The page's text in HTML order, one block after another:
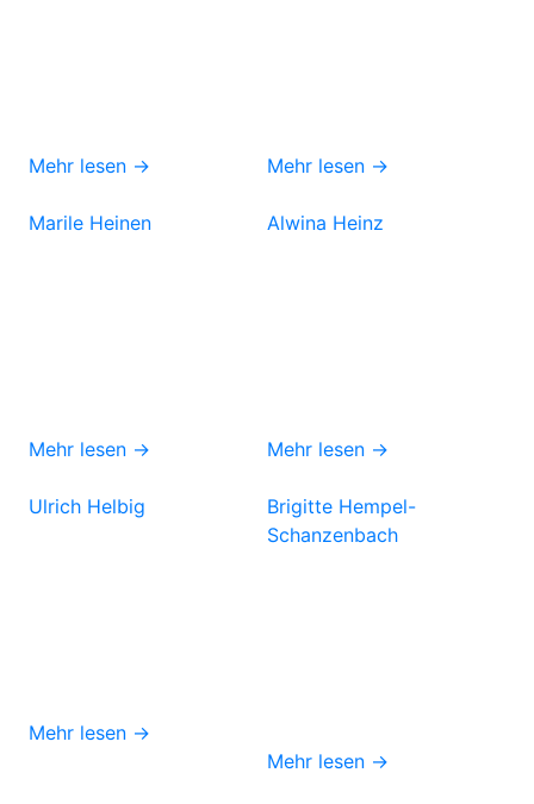
Mehr lesen → Mehr lesen →
Marile Heinen
Mehr lesen →
Alwina Heinz
Mehr lesen →
Ulrich Helbig
Mehr lesen →
Brigitte Hempel-
Schanzenbach
Mehr lesen →